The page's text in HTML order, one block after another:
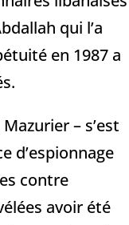
qui l’a
en 1987 a
– s’est
d’espionnage
contre
avoir été